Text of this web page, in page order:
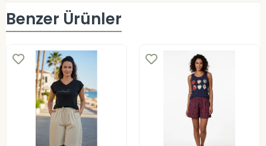
Benzer Ürünler